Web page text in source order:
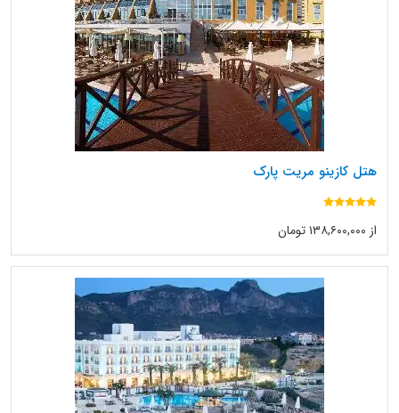
هتل کازینو مریت پارک
از ۱۳۸,۶۰۰,۰۰۰ تومان